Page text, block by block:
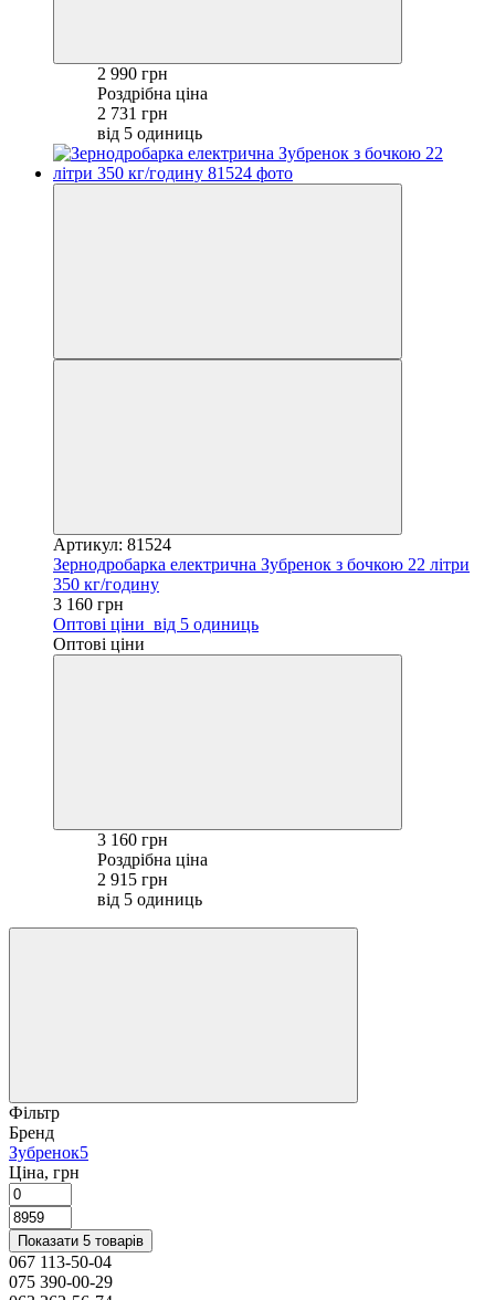
2 990 грн
Роздрібна ціна
2 731 грн
від 5 одиниць
Артикул: 81524
Зернодробарка електрична Зубренок з бочкою 22 літри
350 кг/годину
3 160 грн
Оптові ціни від 5 одиниць
Оптові ціни
3 160 грн
Роздрібна ціна
2 915 грн
від 5 одиниць
Фільтр
Бренд
Зубренок5
Ціна, грн
Показати 5 товарів
067 113-50-04
075 390-00-29